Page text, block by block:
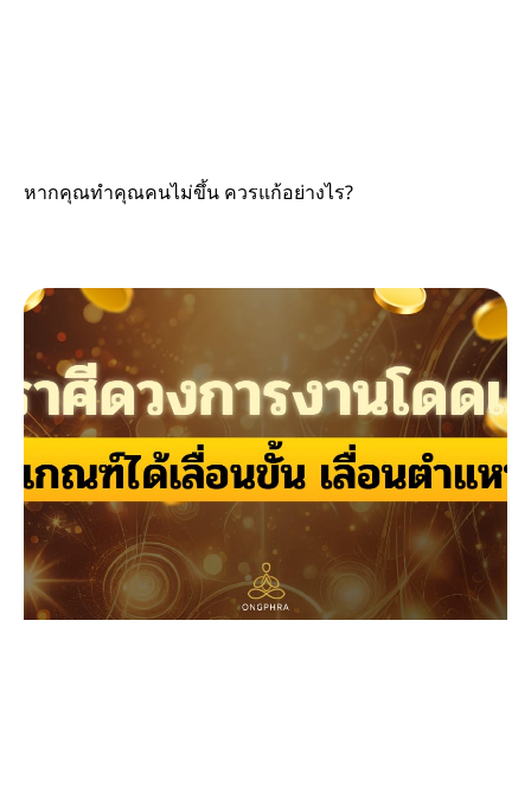
หากคุณทำคุณคนไม่ขึ้น ควรแก้อย่างไร?